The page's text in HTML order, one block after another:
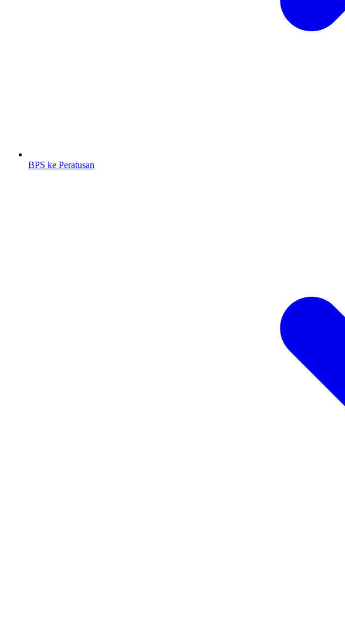
BPS ke Peratusan